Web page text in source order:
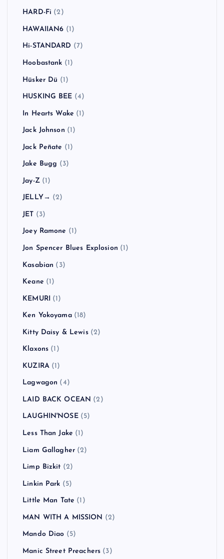
HARD-Fi (2)
HAWAIIAN6 (1)
Hi-STANDARD (7)
Hoobastank (1)
Hüsker Dü (1)
HUSKING BEE (4)
In Hearts Wake (1)
Jack Johnson (1)
Jack Peñate (1)
Jake Bugg (3)
Jay-Z(1)
JELLY→ (2)
JET (3)
Joey Ramone (1)
Jon Spencer Blues Explosion (1)
Kasabian (3)
Keane (1)
KEMURI (1)
Ken Yokoyama(18)
Kitty Daisy & Lewis(2)
Klaxons (1)
KUZIRA(1)
Lagwagon (4)
LAID BACK OCEAN (2)
LAUGHIN'NOSE(5)
Less Than Jake (1)
Liam Gallagher (2)
Limp Bizkit (2)
Linkin Park (5)
Little Man Tate (1)
MAN WITH A MISSION (2)
Mando Diao (5)
Manic Street Preachers (3)